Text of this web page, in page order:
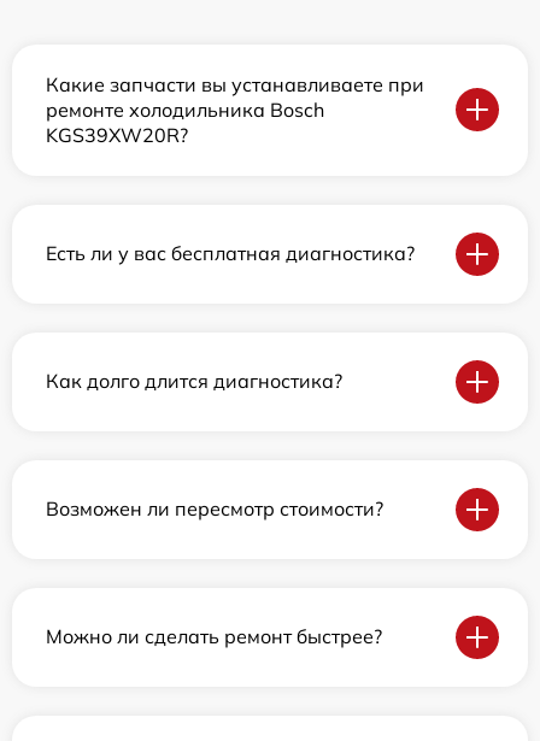
Какие запчасти вы устанавливаете при
ремонте холодильника Bosch
KGS39XW20R?
Есть ли у вас бесплатная диагностика?
Как долго длится диагностика?
Возможен ли пересмотр стоимости?
Можно ли сделать ремонт быстрее?